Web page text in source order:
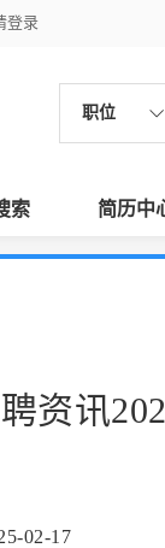
登录
职位
索 简历中
资讯
02-17